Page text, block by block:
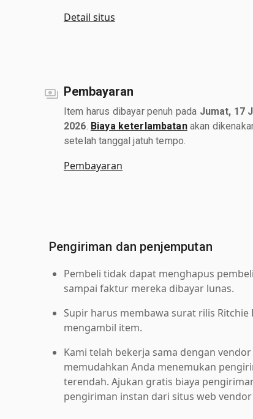
Detail situs
Pembayaran
Item harus dibayar penuh pada Jumat, 17
2026 Biaya keterlambatanakan
setelah tanggal jatuh tempo.
Pembayaran
Pengiriman dan penjemputan
Pembeli tidak dapat menghapus
sampai faktur mereka dibayar lunas.
Supir harus membawa surat rilis
mengambil item.
Kami telah bekerja sama dengan
memudahkan Anda menemukan
terendah. Ajukan gratis biaya
pengiriman instan dari situs web